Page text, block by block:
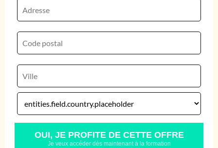
OUI, JE PROFITE DE CETTE OFFRE
Je veux accéder dès maintenant à la formation